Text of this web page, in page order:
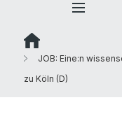
JOB: Eine:n
zu Köln (D)